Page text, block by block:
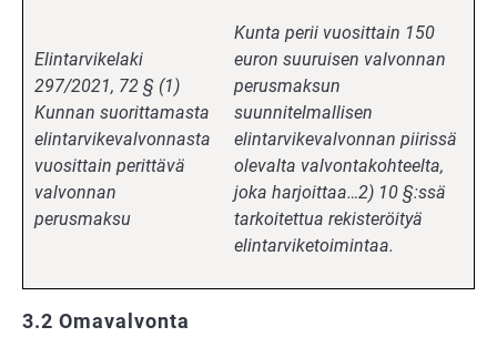
Elintarvikelaki
297/2021, 72 § (1)
Kunnan suorittamasta
elintarvikevalvonnasta
vuosittain perittävä
valvonnan
perusmaksu
Kunta perii vuosittain 150
euron suuruisen valvonnan
perusmaksun
suunnitelmallisen
elintarvikevalvonnan piirissä
olevalta valvontakohteelta,
joka harjoittaa…2) 10 §:ssä
tarkoitettua rekisteröityä
elintarviketoimintaa.
3.2 Omavalvonta